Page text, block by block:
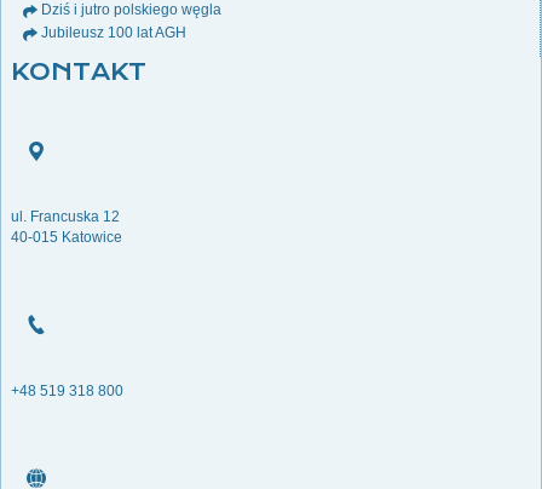
Dziś i jutro polskiego węgla
Jubileusz 100 lat AGH
KONTAKT
ul. Francuska 12
40-015 Katowice
+48 519 318 800